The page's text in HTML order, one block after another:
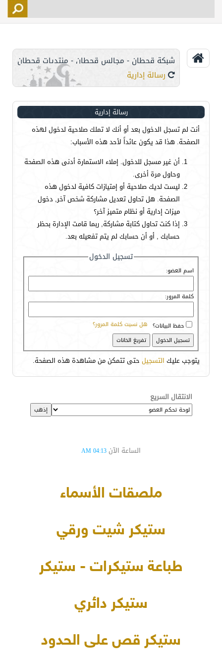
التحكم
شبكة قحطان - مجالس قحطان - منتديات قحطان
رسالة إدارية
رسالة إدارية
أنت لم تسجل الدخول بعد أو أنك لا تملك صلاحية لدخول لهذه
الصفحة. هذا قد يكون عائداً لأحد هذه الأسباب:
أن غير مسجل للدخول. إملاء الاستمارة أدنى هذه الصفحة
وحاول مرة أخرى.
ليست لديك صلاحية أو إمتيازات كافية لدخول هذه
الصفحة. هل تحاول تعديل مشاركة شخص آخر, دخول
ميزات إدارية أو نظام متميز آخر؟
إذا كنت تحاول كتابة مشاركة, ربما قامت الإدارة بحظر
حسابك , أو أن حسابك لم يتم تفعيله بعد.
تسجيل الدخول
اسم العضو:
كلمة المرور:
هل نسيت كلمة المرور؟ حفظ البيانات؟
يتوجب عليك التسجيل حتى تتمكن من مشاهدة هذه الصفحة.
الانتقال السريع
الساعة الآن 04:13 AM
ملصقات الأسماء
ستيكر شيت ورقي
طباعة ستيكرات - ستيكر
ستيكر دائري
ستيكر قص على الحدود